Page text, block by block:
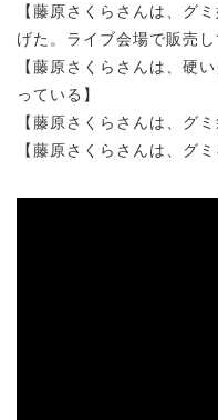
【藤原さくらさんは、グ
げた。ライブ会場で販売し
【藤原さくらさんは、硬
っている】
【藤原さくらさんは、グ
【藤原さくらさんは、グ